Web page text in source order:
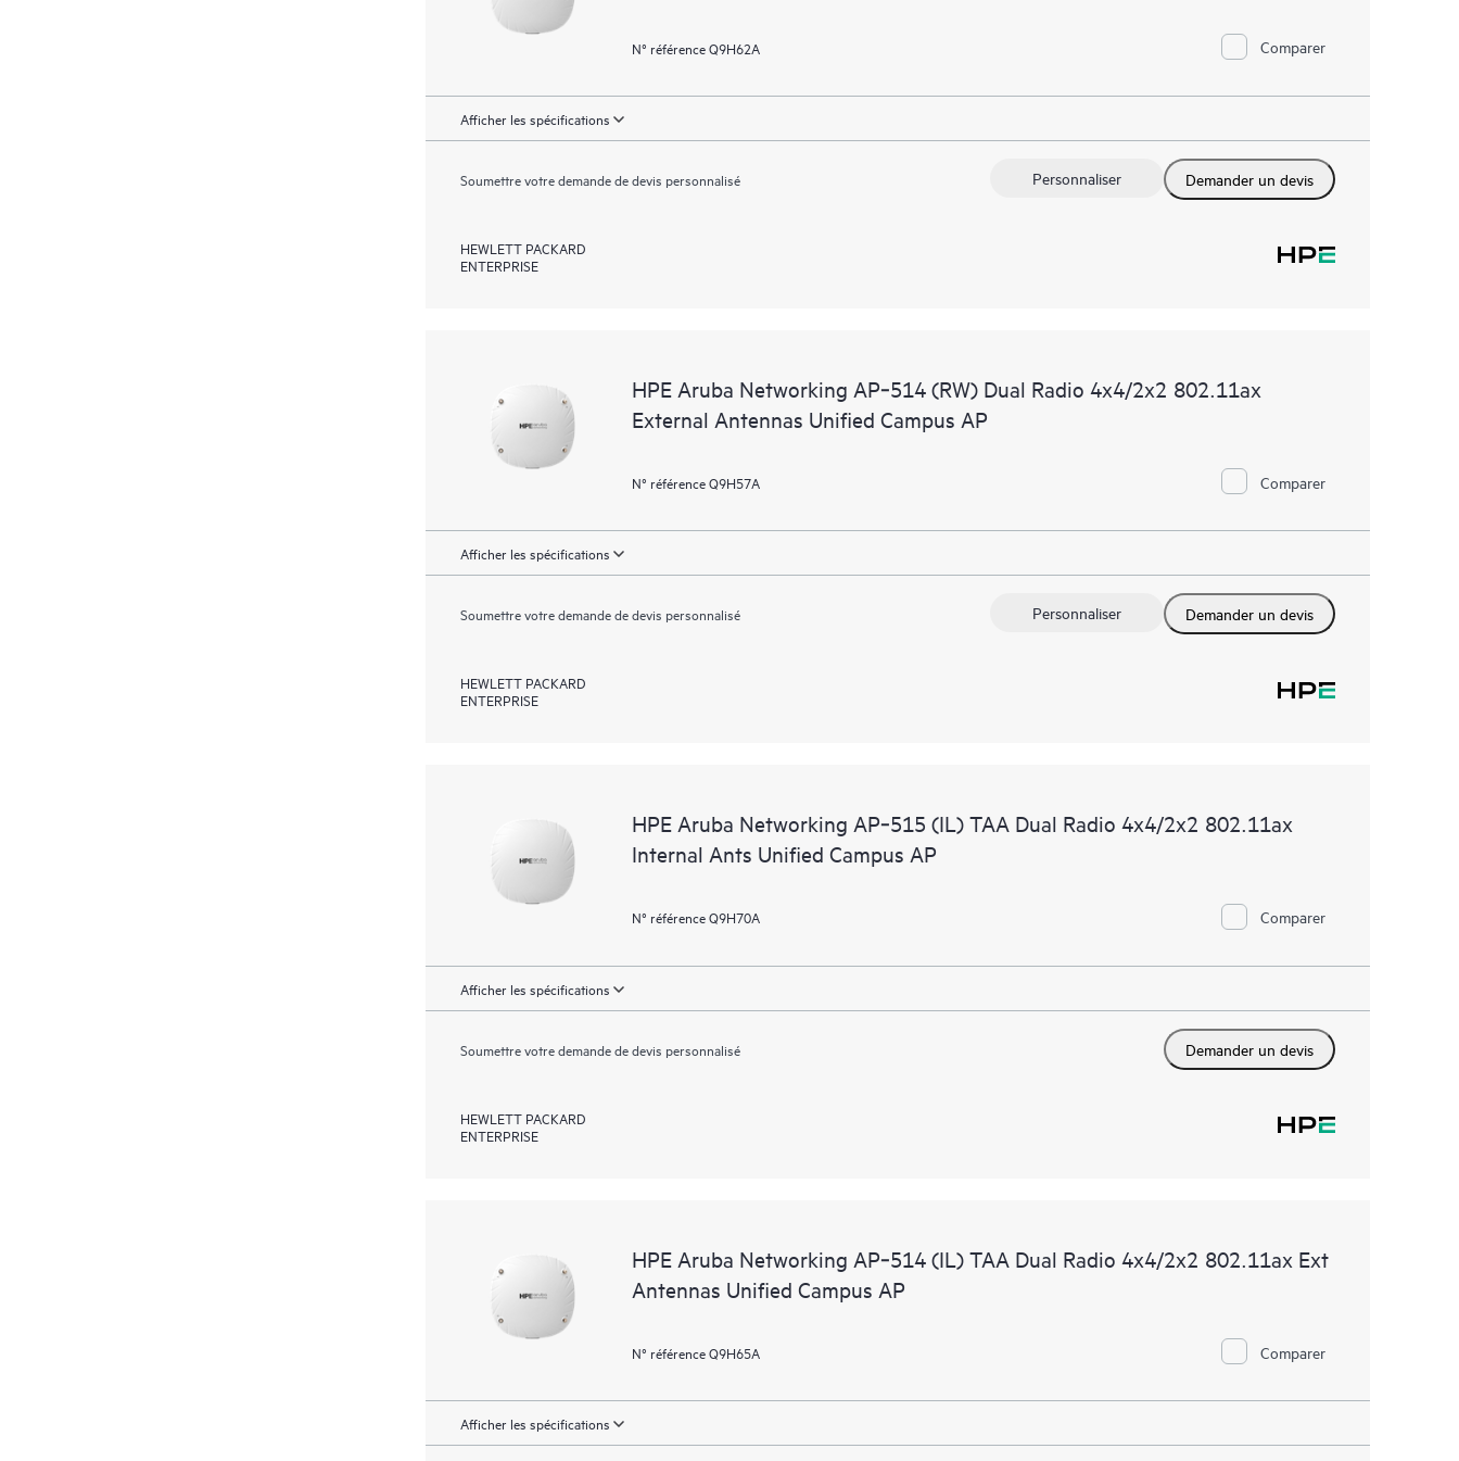
N° référence Q9H62A Comparer
Afficher les spécifications
Soumettre votre demande de devis personnalisé Demander un devis
Personnaliser
HEWLETT PACKARD
ENTERPRISE
HPE Aruba Networking AP‑514 (RW) Dual Radio 4x4/2x2 802.11ax
External Antennas Unified Campus AP
N° référence Q9H57A Comparer
Afficher les spécifications
Soumettre votre demande de devis personnalisé Demander un devis
Personnaliser
HEWLETT PACKARD
ENTERPRISE
HPE Aruba Networking AP‑515 (IL) TAA Dual Radio 4x4/2x2 802.11ax
Internal Ants Unified Campus AP
N° référence Q9H70A Comparer
Afficher les spécifications
Soumettre votre demande de devis personnalisé Demander un devis
HEWLETT PACKARD
ENTERPRISE
HPE Aruba Networking AP‑514 (IL) TAA Dual Radio 4x4/2x2 802.11ax Ext
Antennas Unified Campus AP
N° référence Q9H65A Comparer
Afficher les spécifications